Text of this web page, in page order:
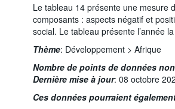
Le tableau 14 présente une mesure
composants : aspects négatif et
social. Le tableau présente l’année
Thème: Développement > Afrique
Nombre de points de données
Dernière mise à jour: 08 octobre
Ces données pourraient